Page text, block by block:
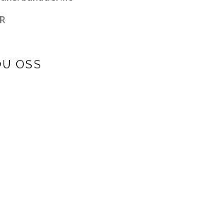
OSS